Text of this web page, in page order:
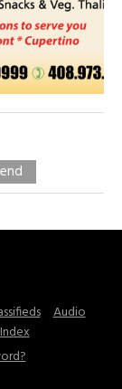
Audio